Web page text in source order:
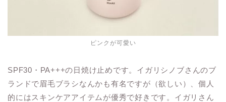
ピンクが可愛い
SPF30・PA+++の日焼け止めです。イガリシノブさんのブ
ランドで眉毛ブラシなんかも有名ですが（欲しい）、個人
的にはスキンケアアイテムが優秀で好きです。イガリさん